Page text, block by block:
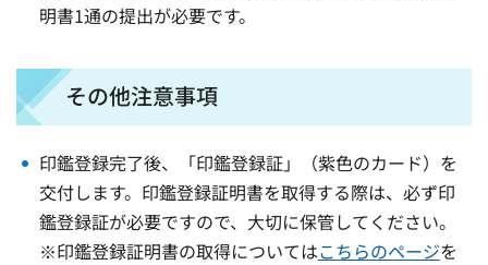
明書1通の提出が必要です。
その他注意事項
印鑑登録完了後、「印鑑登録証」（紫色のカード）を
交付します。印鑑登録証明書を取得する際は、必ず印
鑑登録証が必要ですので、大切に保管してください。
※印鑑登録証明書の取得についてはこちらのページを